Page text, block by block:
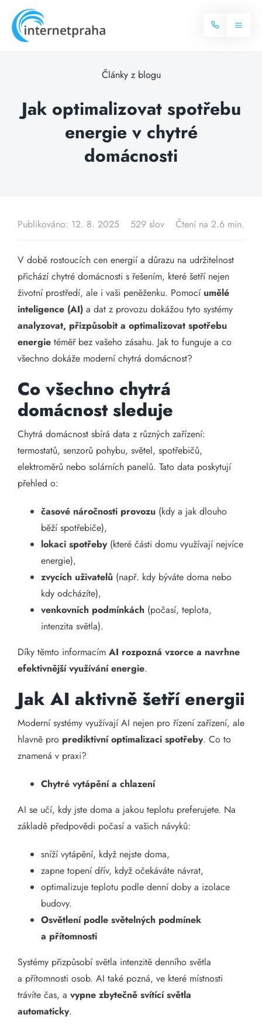
content
Toggle
Balíčky internetu
Více o internetu
Televize
Články z blogu
Jak optimalizovat spotřebu
energie v chytré
domácnosti
Publikováno: 12. 8. 2025 529 slov Čtení na 2.6 min.
V době rostoucích cen energií a důrazu na udržitelnost
přichází chytré domácnosti s řešením, které šetří nejen
životní prostředí, ale i vaši peněženku. Pomocí umělé
inteligence (AI) a dat z provozu dokážou tyto systémy
analyzovat, přizpůsobit a optimalizovat spotřebu
energie téměř bez vašeho zásahu. Jak to funguje a co
všechno dokáže moderní chytrá domácnost?
Co všechno chytrá
domácnost sleduje
Chytrá domácnost sbírá data z různých zařízení:
termostatů, senzorů pohybu, světel, spotřebičů,
elektroměrů nebo solárních panelů. Tato data poskytují
přehled o:
časové náročnosti provozu (kdy a jak dlouho
běží spotřebiče),
lokaci spotřeby(které části domu využívají nejvíce
energie),
zvycích uživatelů (např. kdy býváte doma nebo
kdy odcházíte),
venkovních podmínkách (počasí, teplota,
intenzita světla).
Díky těmto informacím AI rozpozná vzorce a navrhne
efektivnější využívání energie.
Jak AI aktivně šetří energii
Moderní systémy využívají AI nejen pro řízení zařízení, ale
hlavně pro prediktivní optimalizaci spotřeby. Co to
znamená v praxi?
Chytré vytápění a chlazení
AI se učí, kdy jste doma a jakou teplotu preferujete. Na
základě předpovědi počasí a vašich návyků:
sníží vytápění, když nejste doma,
zapne topení dřív, když očekáváte návrat,
optimalizuje teplotu podle denní doby a izolace
budovy.
Osvětlení podle světelných podmínek
a přítomnosti
Systémy přizpůsobí světla intenzitě denního světla
a přítomnosti osob. AI také pozná, ve které místnosti
trávíte čas, a vypne zbytečně svítící světla
automaticky.